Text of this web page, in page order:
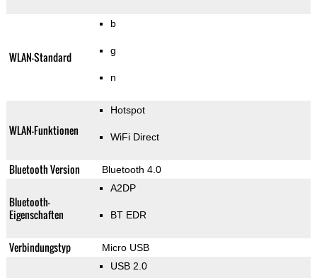
WLAN-Standard
b
g
n
WLAN-Funktionen
Hotspot
WiFi Direct
Bluetooth Version Bluetooth 4.0
Bluetooth-
Eigenschaften
A2DP
BT EDR
Verbindungstyp Micro USB
USB 2.0